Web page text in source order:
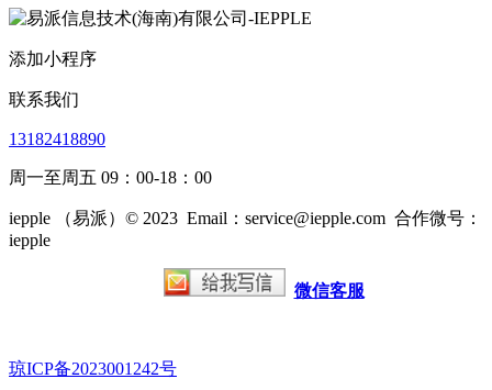
添加小程序
联系我们
13182418890
周一至周五 09：00-18：00
iepple （易派）© 2023 Email：service@iepple.com 合作微号：
iepple
微信客服
琼ICP备2023001242号